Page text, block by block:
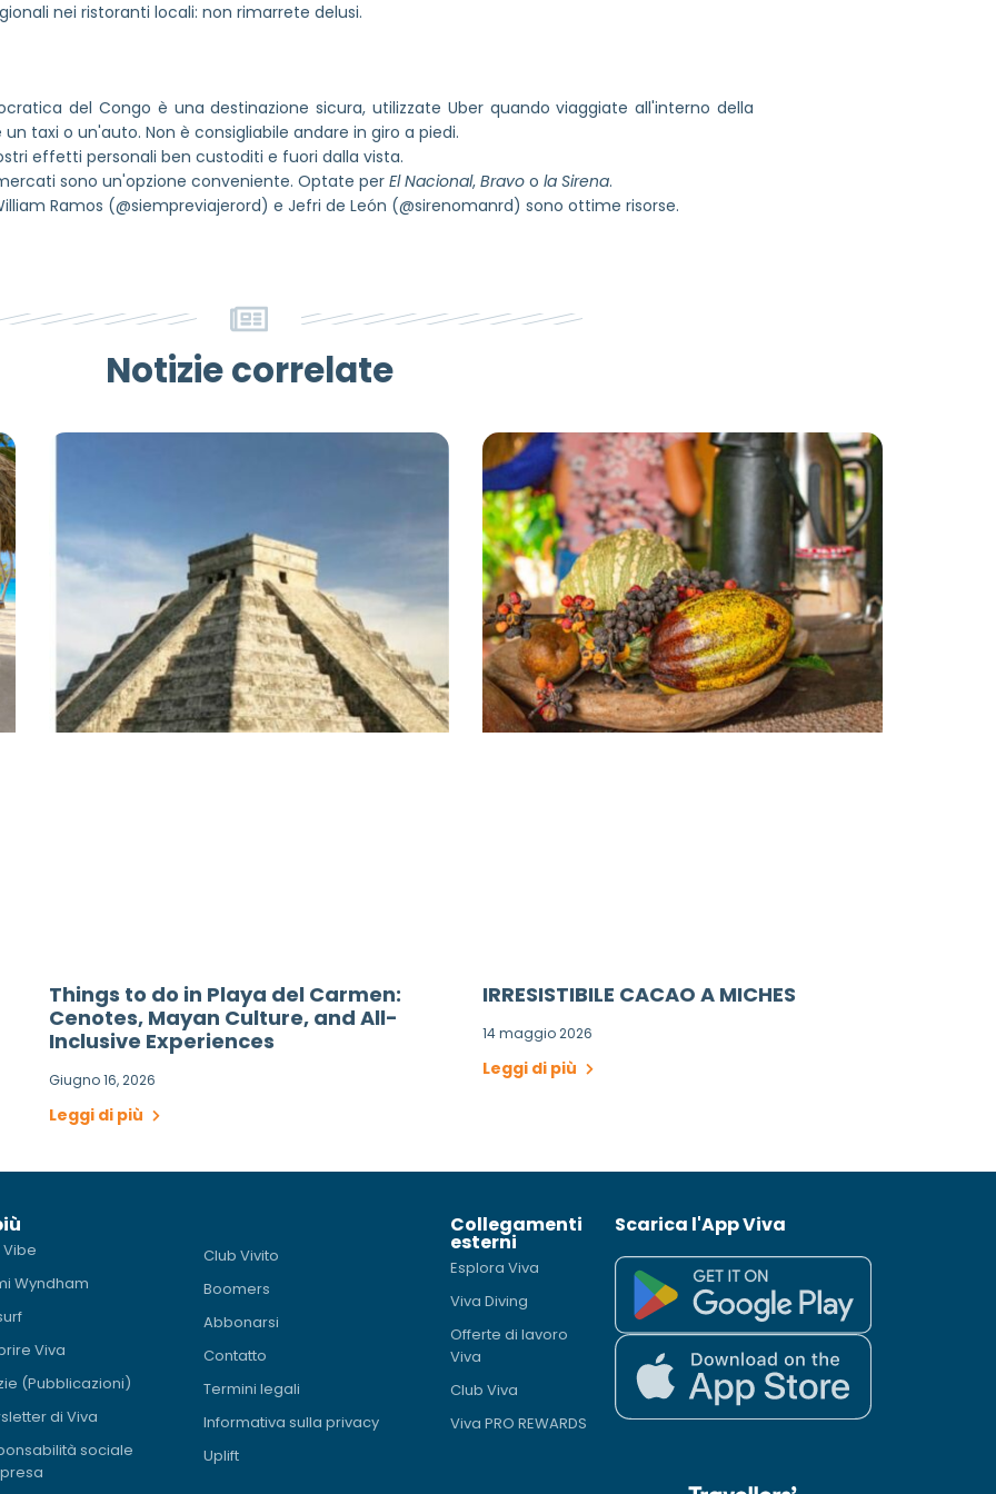
nei ristoranti locali: non rimarrete delusi.
del Congo è una destinazione sicura, utilizzate Uber quando viaggiate all'interno della
taxi o un'auto. Non è consigliabile andare in giro a piedi.
effetti personali ben custoditi e fuori dalla vista.
sono un'opzione conveniente. Optate per El Nacional, Bravo o la Sirena.
Ramos (@siempreviajerord) e Jefri de León (@sirenomanrd) sono ottime risorse.
Notizie correlate
Things to do in Playa del Carmen:
Cenotes, Mayan Culture, and All-
Inclusive Experiences
Giugno 16, 2026
Leggi di più
IRRESISTIBILE CACAO A MICHES
14 maggio 2026
Leggi di più
Wyndham
Viva
(Pubblicazioni)
di Viva
sociale
Club Vivito
Boomers
Abbonarsi
Contatto
Termini legali
Informativa sulla privacy
Uplift
Collegamenti
esterni
Esplora Viva
Viva Diving
Offerte di lavoro
Viva
Club Viva
Viva PRO REWARDS
Scarica l'App Viva